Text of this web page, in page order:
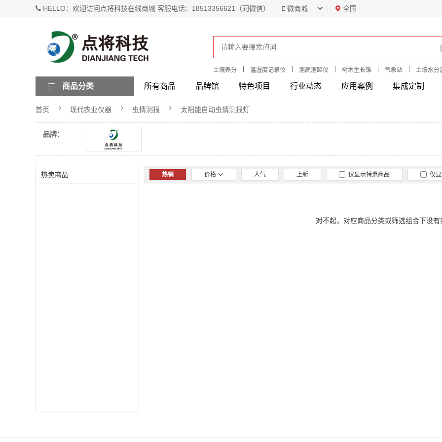
HELLO：欢迎访问点将科技在线商城 客服电话：18513356621（同微信） 微商城 全国
土壤养分 温湿度记录仪 测高测距仪 树木生长锥 气象站 土壤水分
所有商品 品牌馆 特色项目 行业动态 应用案例 集成定制
商品分类
首页 现代农业仪器 虫情测报 太阳能自动虫情测报灯
品牌：
热卖商品 热销 价格 人气 上新 仅显示特惠商品 仅
对不起，对应商品分类或筛选组合下没有